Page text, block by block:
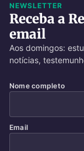
NEWSLETTER
Receba a
email
Aos domingos:
notícias,
Nome completo
Email